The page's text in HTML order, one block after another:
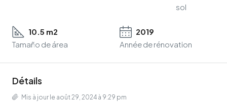
sol
10.5 m2
Tamaño de área
2019
Année de rénovation
Détails
Mis à jour le août 29, 2024 à 9:29 pm